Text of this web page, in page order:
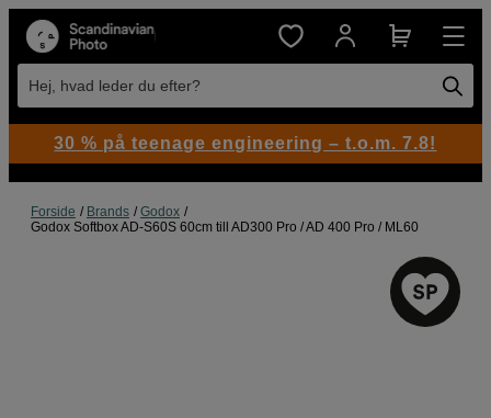
Hej, hvad leder du efter?
Forside Brands
Godox
Godox Softbox AD-S60S 60cm till AD300 Pro / AD 400 Pro / ML60
30 % på teenage engineering – t.o.m. 7.8!